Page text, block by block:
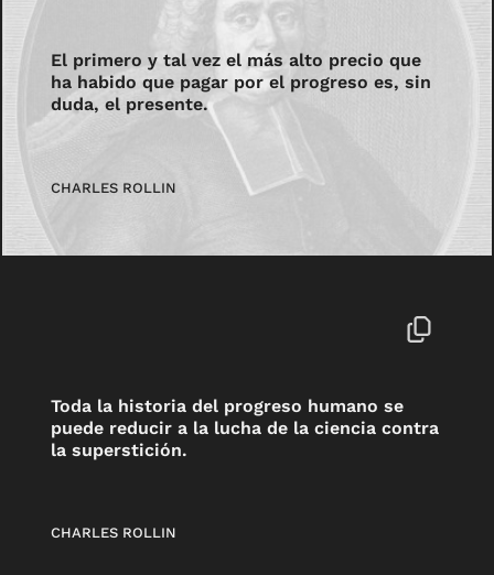
El primero y tal vez el más alto precio que
ha habido que pagar por el progreso es, sin
duda, el presente.
CHARLES ROLLIN
Toda la historia del progreso humano se
puede reducir a la lucha de la ciencia contra
la superstición.
CHARLES ROLLIN